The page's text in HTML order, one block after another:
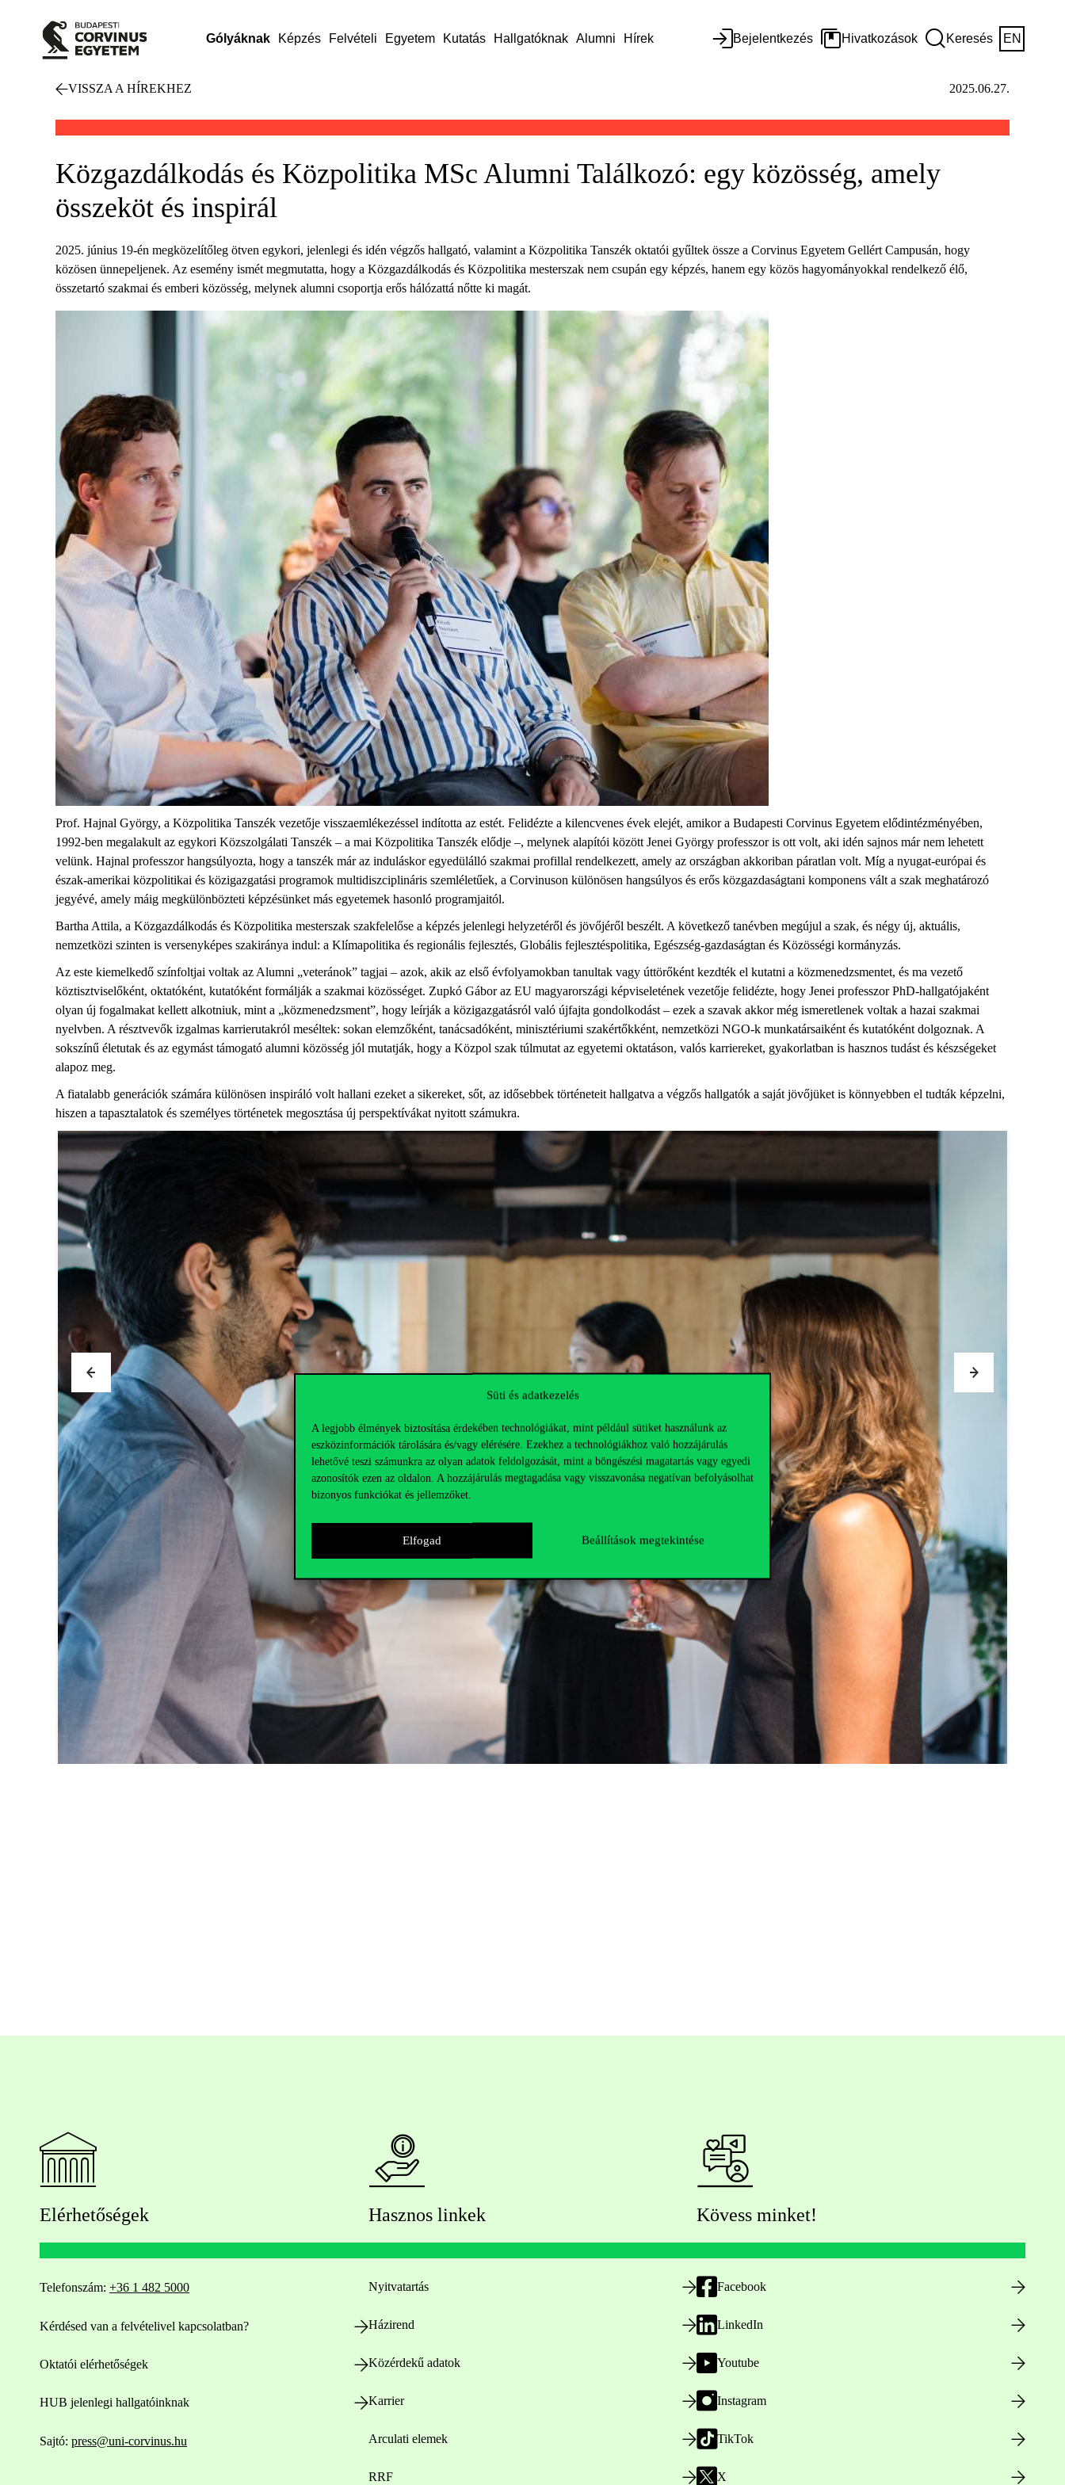
Süti és adatkezelés
A legjobb élmények biztosítása érdekében technológiákat, mint például sütiket használunk az
eszközinformációk tárolására és/vagy elérésére. Ezekhez a technológiákhoz való hozzájárulás
lehetővé teszi számunkra az olyan adatok feldolgozását, mint a böngészési magatartás vagy egyedi
azonosítók ezen az oldalon. A hozzájárulás megtagadása vagy visszavonása negatívan befolyásolhat
bizonyos funkciókat és jellemzőket.
Elfogad Beállítások megtekintése
Gólyáknak Képzés Felvételi Egyetem Kutatás Hallgatóknak Alumni Hírek Bejelentkezés Hivatkozások Keresés EN
VISSZA A HÍREKHEZ 2025.06.27.
Közgazdálkodás és Közpolitika MSc Alumni Találkozó: egy közösség, amely
összeköt és inspirál
2025. június 19-én megközelítőleg ötven egykori, jelenlegi és idén végzős hallgató, valamint a Közpolitika Tanszék oktatói gyűltek össze a Corvinus Egyetem Gellért Campusán, hogy
közösen ünnepeljenek. Az esemény ismét megmutatta, hogy a Közgazdálkodás és Közpolitika mesterszak nem csupán egy képzés, hanem egy közös hagyományokkal rendelkező élő,
összetartó szakmai és emberi közösség, melynek alumni csoportja erős hálózattá nőtte ki magát.
Prof. Hajnal György, a Közpolitika Tanszék vezetője visszaemlékezéssel indította az estét. Felidézte a kilencvenes évek elejét, amikor a Budapesti Corvinus Egyetem elődintézményében,
1992-ben megalakult az egykori Közszolgálati Tanszék – a mai Közpolitika Tanszék elődje –, melynek alapítói között Jenei György professzor is ott volt, aki idén sajnos már nem lehetett
velünk. Hajnal professzor hangsúlyozta, hogy a tanszék már az induláskor egyedülálló szakmai profillal rendelkezett, amely az országban akkoriban páratlan volt. Míg a nyugat-európai és
észak-amerikai közpolitikai és közigazgatási programok multidiszciplináris szemléletűek, a Corvinuson különösen hangsúlyos és erős közgazdaságtani komponens vált a szak meghatározó
jegyévé, amely máig megkülönbözteti képzésünket más egyetemek hasonló programjaitól.
Bartha Attila, a Közgazdálkodás és Közpolitika mesterszak szakfelelőse a képzés jelenlegi helyzetéről és jövőjéről beszélt. A következő tanévben megújul a szak, és négy új, aktuális,
nemzetközi szinten is versenyképes szakiránya indul: a Klímapolitika és regionális fejlesztés, Globális fejlesztéspolitika, Egészség-gazdaságtan és Közösségi kormányzás.
Az este kiemelkedő színfoltjai voltak az Alumni „veteránok” tagjai – azok, akik az első évfolyamokban tanultak vagy úttörőként kezdték el kutatni a közmenedzsmentet, és ma vezető
köztisztviselőként, oktatóként, kutatóként formálják a szakmai közösséget. Zupkó Gábor az EU magyarországi képviseletének vezetője felidézte, hogy Jenei professzor PhD-hallgatójaként
olyan új fogalmakat kellett alkotniuk, mint a „közmenedzsment”, hogy leírják a közigazgatásról való újfajta gondolkodást – ezek a szavak akkor még ismeretlenek voltak a hazai szakmai
nyelvben. A résztvevők izgalmas karrierutakról meséltek: sokan elemzőként, tanácsadóként, minisztériumi szakértőkként, nemzetközi NGO-k munkatársaiként és kutatóként dolgoznak. A
sokszínű életutak és az egymást támogató alumni közösség jól mutatják, hogy a Közpol szak túlmutat az egyetemi oktatáson, valós karriereket, gyakorlatban is hasznos tudást és készségeket
alapoz meg.
A fiatalabb generációk számára különösen inspiráló volt hallani ezeket a sikereket, sőt, az idősebbek történeteit hallgatva a végzős hallgatók a saját jövőjüket is könnyebben el tudták képzelni,
hiszen a tapasztalatok és személyes történetek megosztása új perspektívákat nyitott számukra.
Elérhetőségek
Telefonszám: +36 1 482 5000
Kérdésed van a felvételivel kapcsolatban?
Oktatói elérhetőségek
HUB jelenlegi hallgatóinknak
Sajtó: press@uni-corvinus.hu
Hasznos linkek
Nyitvatartás
Házirend
Közérdekű adatok
Karrier
Arculati elemek
RRF
Kövess minket!
Facebook
LinkedIn
Youtube
Instagram
TikTok
X